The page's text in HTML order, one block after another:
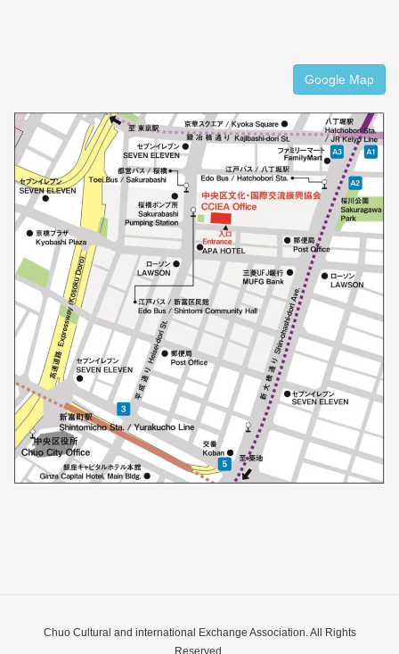
Google Map
Chuo Cultural and international Exchange Association. All Rights
Reserved.